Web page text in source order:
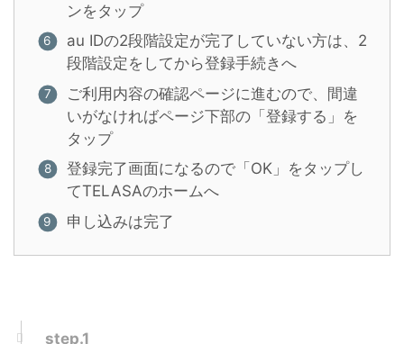
ンをタップ
au IDの2段階設定が完了していない方は、2
段階設定をしてから登録手続きへ
ご利用内容の確認ページに進むので、間違
いがなければページ下部の「登録する」を
タップ
登録完了画面になるので「OK」をタップし
てTELASAのホームへ
申し込みは完了
step.1